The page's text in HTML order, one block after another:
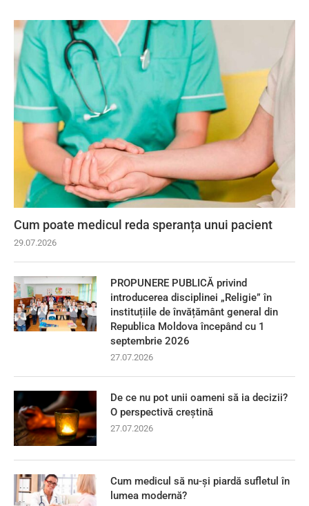
Cum poate medicul reda speranța unui pacient
29.07.2026
PROPUNERE PUBLICĂ privind
introducerea disciplinei „Religie” în
instituțiile de învățământ general din
Republica Moldova începând cu 1
septembrie 2026
27.07.2026
De ce nu pot unii oameni să ia decizii?
O perspectivă creștină
27.07.2026
Cum medicul să nu-și piardă sufletul în
lumea modernă?